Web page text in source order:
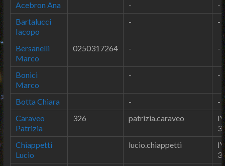
Acebron Ana -
-
Bartalucci
Iacopo
- -
Bersanelli
Marco
0250317264 - -
Bonici
Marco
- -
Botta Chiara -
-
Caraveo
Patrizia
326 patrizia.caraveo
Chiappetti
Lucio
lucio.chiappetti